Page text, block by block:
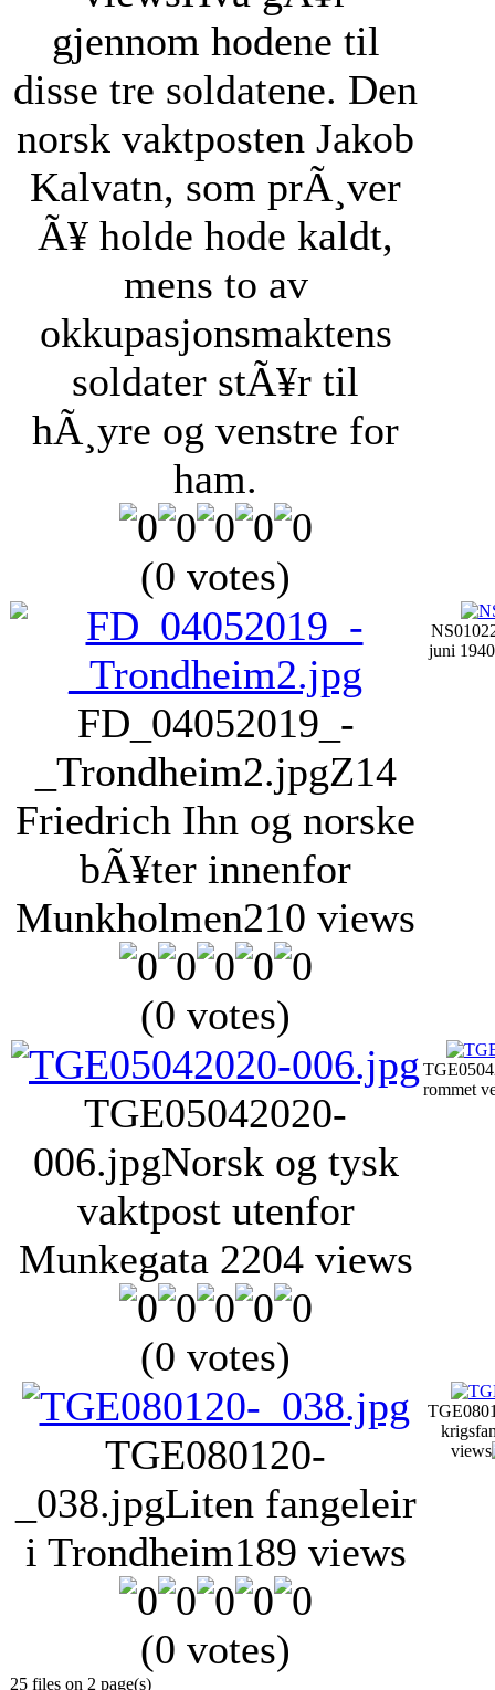
gjennom hodene til
disse tre soldatene. Den
norsk vaktposten Jakob
Kalvatn, som prÃ¸ver
Ã¥ holde hode kaldt,
mens to av
okkupasjonsmaktens
soldater stÃ¥r til
hÃ¸yre og venstre for
ham.
(0 votes)
FD_04052019_-
_Trondheim2.jpgZ14
Friedrich Ihn og norske
bÃ¥ter innenfor
Munkholmen210 views
(0 votes)
juni 1940
TGE05042020-
006.jpgNorsk og tysk
vaktpost utenfor
Munkegata 2204 views
(0 votes)
rommet
TGE080120-
_038.jpgLiten fangeleir
i Trondheim189 views
(0 votes)
views
25 files on 2 page(s)